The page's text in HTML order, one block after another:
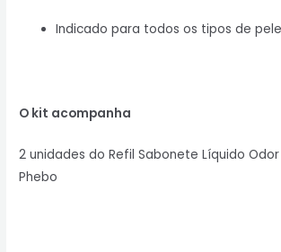
Indicado para todos os tipos de pele
O kit acompanha
2 unidades do Refil Sabonete Líquido
Phebo